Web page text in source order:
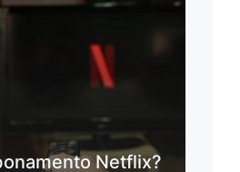
Netflix?